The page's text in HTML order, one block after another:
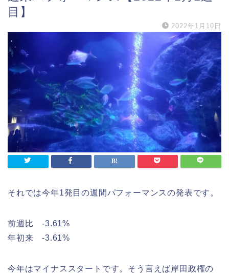
目】
2022年1月10日
それでは今年1発目の週間パフォーマンスの発表です。
前週比 -3.61%
年初来 -3.61%
今年はマイナススタートです。そう言えば岸田政権の